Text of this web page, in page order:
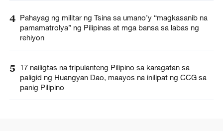
4 Pahayag ng militar ng Tsina sa umano’y “magkasanib na
pamamatrolya” ng Pilipinas at mga bansa sa labas ng
rehiyon
5
17 nailigtas na tripulanteng Pilipino sa karagatan sa
paligid ng Huangyan Dao, maayos na inilipat ng CCG sa
panig Pilipino